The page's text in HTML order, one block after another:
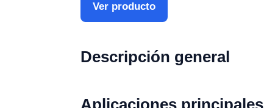
Ver producto
Descripción general